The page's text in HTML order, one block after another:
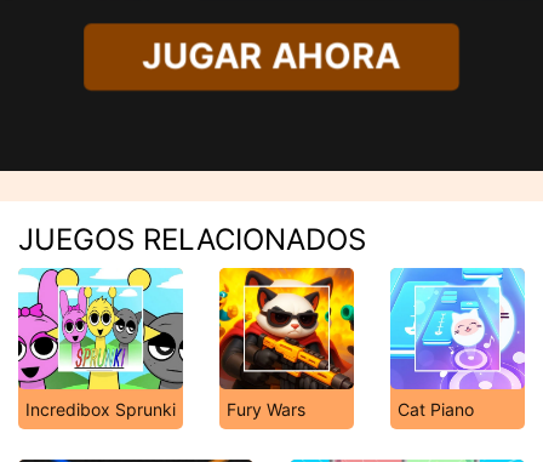
JUGAR AHORA
JUEGOS RELACIONADOS
Incredibox Sprunki Fury Wars Cat Piano